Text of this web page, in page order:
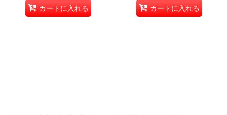
カートに入れる カートに入れる